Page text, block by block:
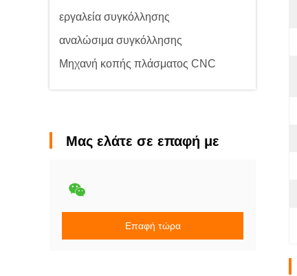
εργαλεία συγκόλλησης
αναλώσιμα συγκόλλησης
Μηχανή κοπής πλάσματος CNC
Μας ελάτε σε επαφή με
Επαφή τώρα